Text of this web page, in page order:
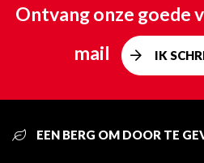
Ontvang onze goede
mail
IK
EEN BERG OM DOOR TE